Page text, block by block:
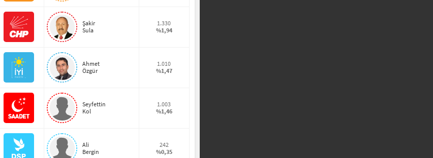
Şakir
Sula
1.330
%1,94
Ahmet
Özgür
1.010
%1,47
Seyfettin
Kol
1.003
%1,46
Ali
Bergin
242
%0,35